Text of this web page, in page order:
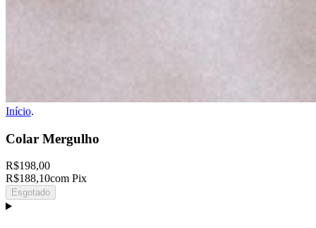
Início.
Colar Mergulho
R$198,00
R$188,10com Pix
Esgotado